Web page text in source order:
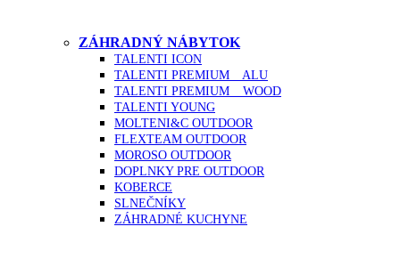
ZÁHRADNÝ NÁBYTOK
TALENTI ICON
TALENTI PREMIUM _ ALU
TALENTI PREMIUM _ WOOD
TALENTI YOUNG
MOLTENI&C OUTDOOR
FLEXTEAM OUTDOOR
MOROSO OUTDOOR
DOPLNKY PRE OUTDOOR
KOBERCE
SLNEČNÍKY
ZÁHRADNÉ KUCHYNE